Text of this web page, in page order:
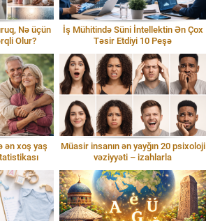
Nə üçün
Olur?
İş Mühitində Süni İntellektin Ən Çox
Təsir Etdiyi 10 Peşə
ən xoş yaş
Müasir insanın ən yayğın 20 psixoloji
vəziyyəti – izahlarla